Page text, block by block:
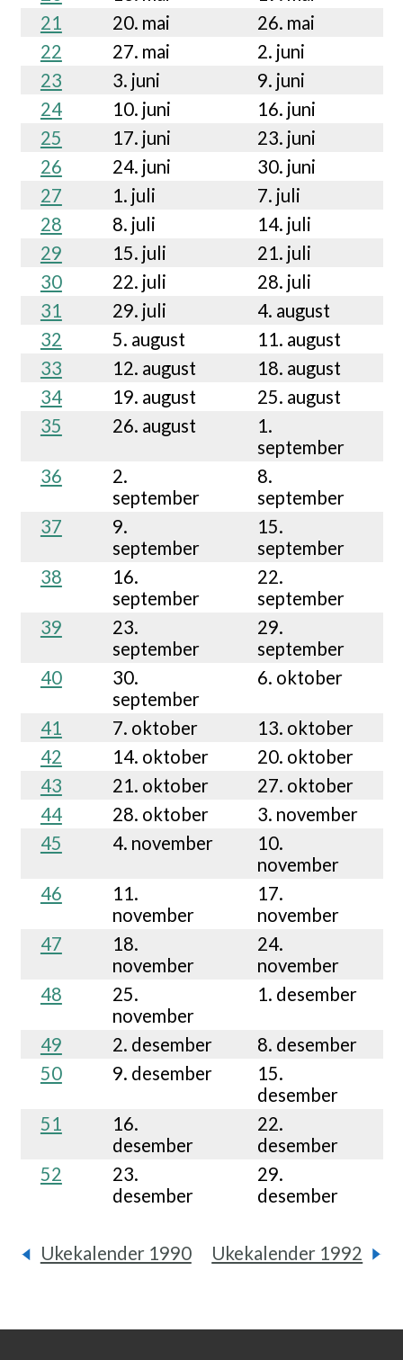
21
20. mai
26. mai
22
27. mai
2. juni
23
3. juni
9. juni
24
10. juni
16. juni
25
17. juni
23. juni
26
24. juni
30. juni
27
1. juli
7. juli
28
8. juli
14. juli
29
15. juli
21. juli
30
22. juli
28. juli
31
29. juli
4. august
32
5. august
11. august
33
12. august
18. august
34
19. august
25. august
35
26. august
1.
september
36
2.
september
8.
september
37
9.
september
15.
september
38
16.
september
22.
september
39
23.
september
29.
september
40
30.
september
6. oktober
41 7. oktober
13. oktober
42
14. oktober
20. oktober
43
21. oktober
27. oktober
44
28. oktober
3. november
45
4. november
10.
november
46
11.
november
17.
november
47
18.
november
24.
november
48
25.
november
1. desember
49 2. desember
8. desember
50
9. desember
15.
desember
51
16.
desember
22.
desember
52
23.
desember
29.
desember
Ukekalender 1990 Ukekalender 1992